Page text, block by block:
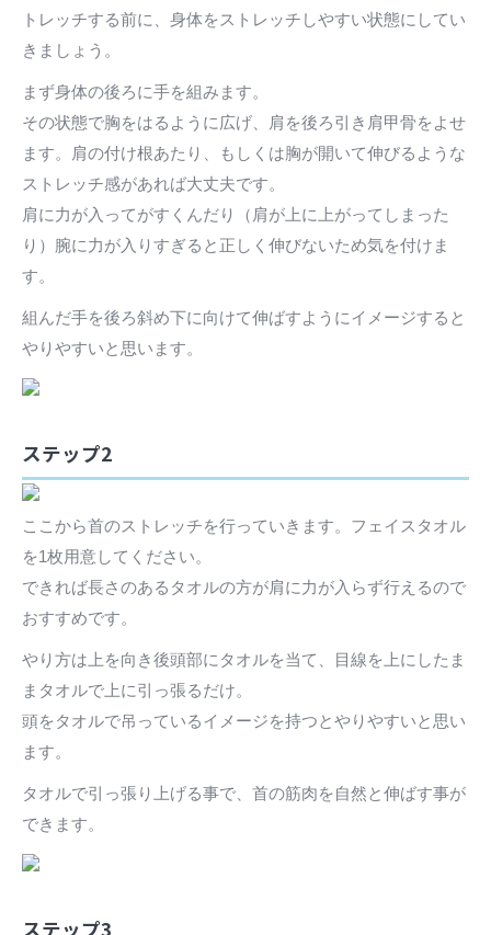
トレッチする前に、身体をストレッチしやすい状態にしてい
きましょう。
まず身体の後ろに手を組みます。
その状態で胸をはるように広げ、肩を後ろ引き肩甲骨をよせ
ます。肩の付け根あたり、もしくは胸が開いて伸びるような
ストレッチ感があれば大丈夫です。
肩に力が入ってがすくんだり（肩が上に上がってしまった
り）腕に力が入りすぎると正しく伸びないため気を付けま
す。
組んだ手を後ろ斜め下に向けて伸ばすようにイメージすると
やりやすいと思います。
ステップ2
ここから首のストレッチを行っていきます。フェイスタオル
を1枚用意してください。
できれば長さのあるタオルの方が肩に力が入らず行えるので
おすすめです。
やり方は上を向き後頭部にタオルを当て、目線を上にしたま
まタオルで上に引っ張るだけ。
頭をタオルで吊っているイメージを持つとやりやすいと思い
ます。
タオルで引っ張り上げる事で、首の筋肉を自然と伸ばす事が
できます。
ステップ3